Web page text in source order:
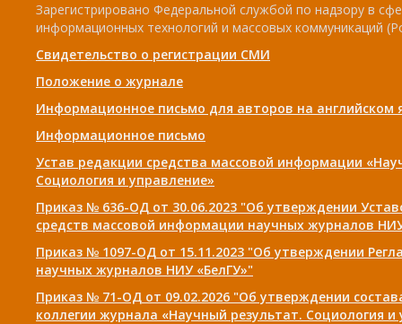
Зарегистрировано Федеральной службой по надзору в
информационных технологий и массовых коммуникаций
Свидетельство о регистрации СМИ
Положение о журнале
Информационное письмо для авторов на английском
Информационное письмо
Устав редакции средства массовой информации
Социология и управление»
Приказ № 636-ОД от 30.06.2023 "Об утверждении
средств массовой информации научных журналов
Приказ № 1097-ОД от 15.11.2023 "Об утверждении
научных журналов НИУ «БелГУ»"
Приказ № 71-ОД от 09.02.2026 "Об утверждении
коллегии журнала «Научный результат. Социология и